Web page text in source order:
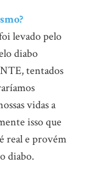
levado pelo
diabo
tentados
vidas a
isso que
real e provém
diabo.